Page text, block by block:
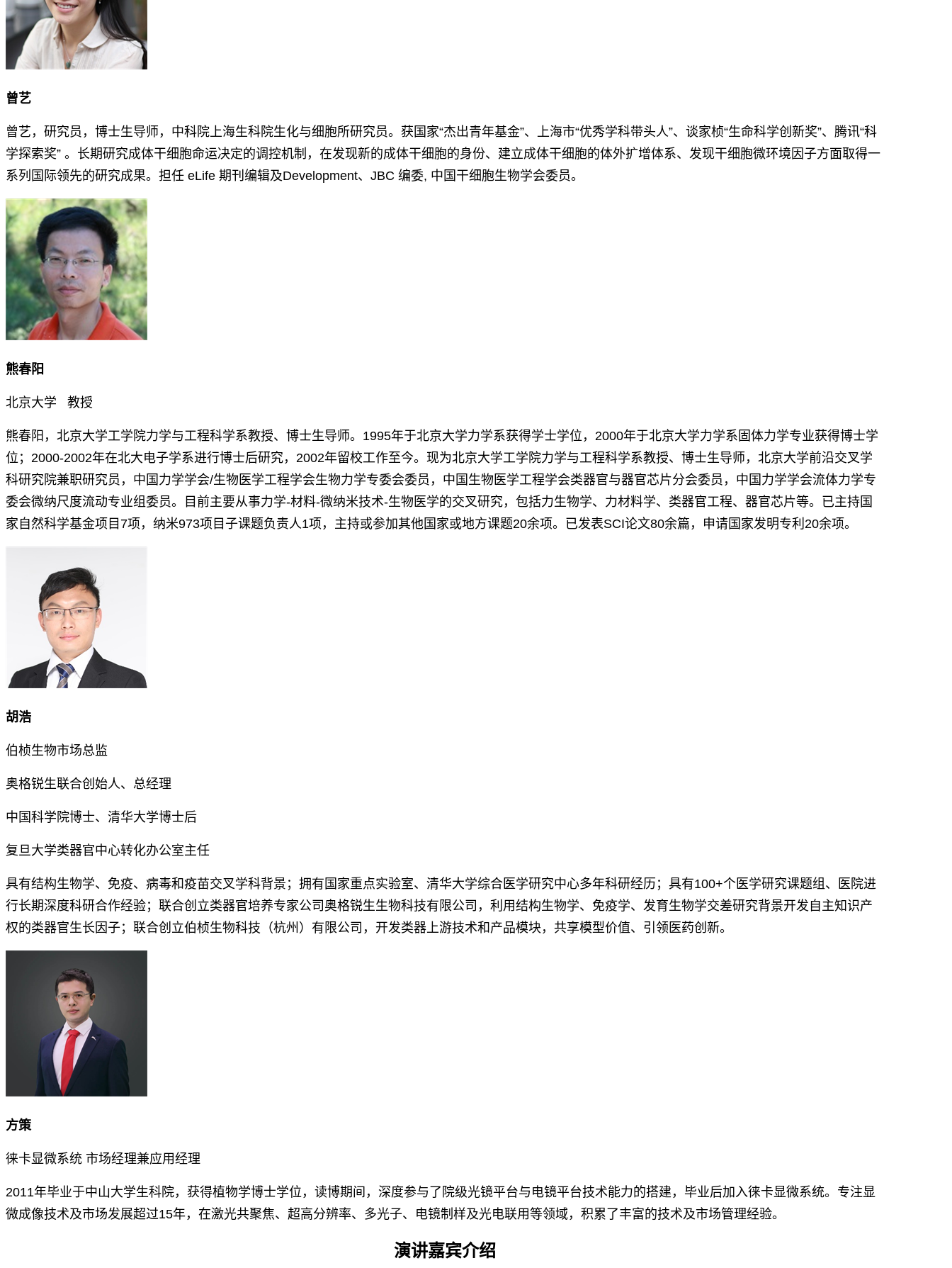
曾艺
曾艺，研究员，博士生导师，中科院上海生科院生化与细胞所研究员。获国家“杰出青年基金”、上海市“优秀学科带头人”、谈家桢“生命科学创新奖”、腾讯“科
学探索奖” 。长期研究成体干细胞命运决定的调控机制，在发现新的成体干细胞的身份、建立成体干细胞的体外扩增体系、发现干细胞微环境因子方面取得一
系列国际领先的研究成果。担任 eLife 期刊编辑及Development、JBC 编委, 中国干细胞生物学会委员。
熊春阳
北京大学 教授
熊春阳，北京大学工学院力学与工程科学系教授、博士生导师。1995年于北京大学力学系获得学士学位，2000年于北京大学力学系固体力学专业获得博士学
位；2000-2002年在北大电子学系进行博士后研究，2002年留校工作至今。现为北京大学工学院力学与工程科学系教授、博士生导师，北京大学前沿交叉学
科研究院兼职研究员，中国力学学会/生物医学工程学会生物力学专委会委员，中国生物医学工程学会类器官与器官芯片分会委员，中国力学学会流体力学专
委会微纳尺度流动专业组委员。目前主要从事力学-材料-微纳米技术-生物医学的交叉研究，包括力生物学、力材料学、类器官工程、器官芯片等。已主持国
家自然科学基金项目7项，纳米973项目子课题负责人1项，主持或参加其他国家或地方课题20余项。已发表SCI论文80余篇，申请国家发明专利20余项。
胡浩
伯桢生物市场总监
奥格锐生联合创始人、总经理
中国科学院博士、清华大学博士后
复旦大学类器官中心转化办公室主任
具有结构生物学、免疫、病毒和疫苗交叉学科背景；拥有国家重点实验室、清华大学综合医学研究中心多年科研经历；具有100+个医学研究课题组、医院进
行长期深度科研合作经验；联合创立类器官培养专家公司奥格锐生生物科技有限公司，利用结构生物学、免疫学、发育生物学交差研究背景开发自主知识产
权的类器官生长因子；联合创立伯桢生物科技（杭州）有限公司，开发类器上游技术和产品模块，共享模型价值、引领医药创新。
方策
徕卡显微系统 市场经理兼应用经理
2011年毕业于中山大学生科院，获得植物学博士学位，读博期间，深度参与了院级光镜平台与电镜平台技术能力的搭建，毕业后加入徕卡显微系统。专注显
微成像技术及市场发展超过15年，在激光共聚焦、超高分辨率、多光子、电镜制样及光电联用等领域，积累了丰富的技术及市场管理经验。
演讲嘉宾介绍